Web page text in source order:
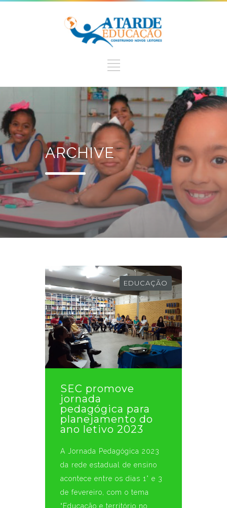
ARCHIVE
EDUCAÇÃO
SEC promove
jornada
pedagógica para
planejamento do
ano letivo 2023
A Jornada Pedagógica 2023
da rede estadual de ensino
acontece entre os dias 1° e 3
de fevereiro, com o tema
“Educação e território no